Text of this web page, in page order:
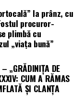
la prânz, cu
procuror-
plimbă cu
„viața bună”
„GRĂDINIȚA DE
CUM A RĂMAS
ȘI CLANȚA